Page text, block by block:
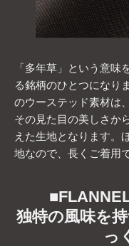
「多年草」という意
る銘柄のひとつになり
のウーステッド素材は
その見た目の美しさか
えた生地となります。
地なので、長くご着用
■
独特の風味を
っ